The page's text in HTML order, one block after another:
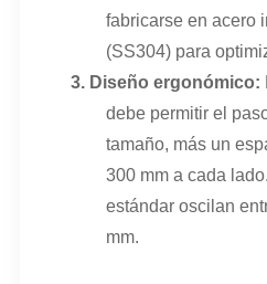
fabricarse en acero
(SS304) para
3. Diseño ergonómico:
debe permitir el
tamaño, más un
300 mm a cada
estándar oscilan
mm.